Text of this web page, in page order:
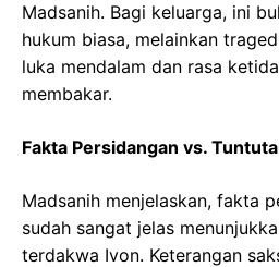
Madsanih. Bagi keluarga, ini
hukum biasa, melainkan
luka mendalam dan rasa
membakar.
Fakta Persidangan vs.
Madsanih menjelaskan, fakta
sudah sangat jelas
terdakwa Ivon. Keterangan